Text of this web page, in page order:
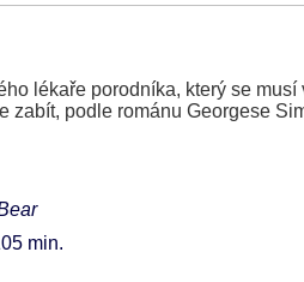
lékaře porodníka, který se
zabít, podle románu Georgese
min